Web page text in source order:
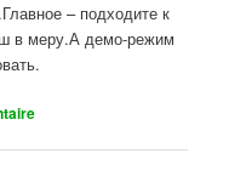
– подходите к
в меру.А демо-режим